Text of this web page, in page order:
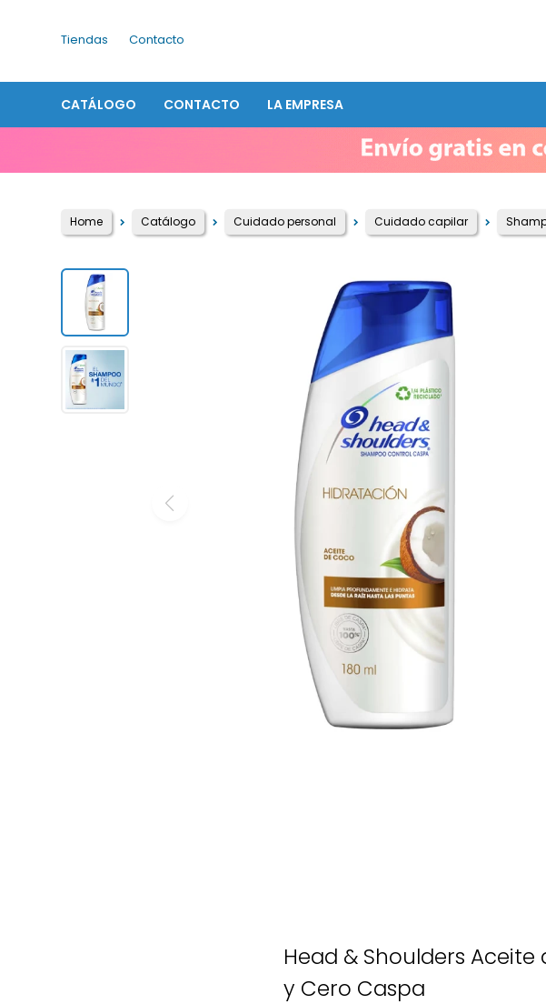
CATÁLOGO CONTACTO LA EMPRESA
Tiendas Contacto
Home Catálogo Cuidado personal Cuidado capilar
Head & Shoulders
y Cero Caspa